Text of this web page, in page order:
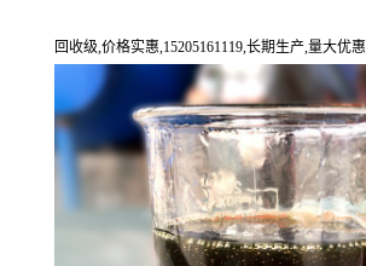
回收级,价格实惠,15205161119,长期生产,量大优惠